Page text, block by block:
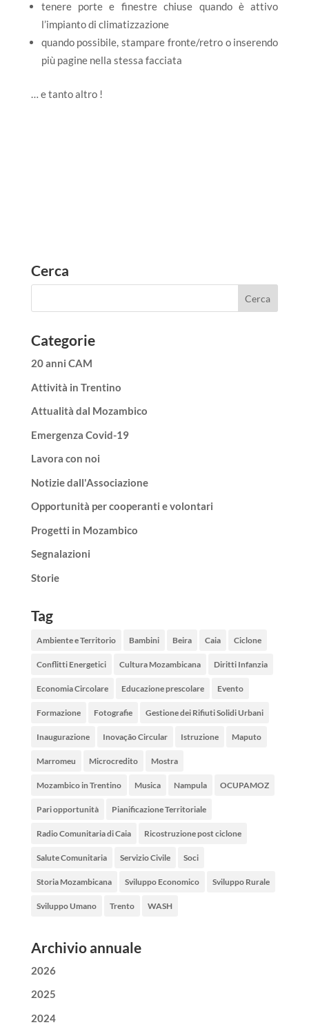
tenere porte e finestre chiuse quando è attivo
l’impianto di climatizzazione
quando possibile, stampare fronte/retro o inserendo
più pagine nella stessa facciata
… e tanto altro !
Cerca
Categorie
20 anni CAM
Attività in Trentino
Attualità dal Mozambico
Emergenza Covid-19
Lavora con noi
Notizie dall'Associazione
Opportunità per cooperanti e volontari
Progetti in Mozambico
Segnalazioni
Storie
Tag
Ambiente e Territorio Bambini Beira Caia Ciclone
Conflitti Energetici Cultura Mozambicana Diritti Infanzia
Economia Circolare Educazione prescolare Evento
Formazione Fotografie Gestione dei Rifiuti Solidi Urbani
Inaugurazione Inovação Circular Istruzione Maputo
Marromeu Microcredito Mostra
Mozambico in Trentino Musica Nampula OCUPAMOZ
Pari opportunità Pianificazione Territoriale
Radio Comunitaria di Caia Ricostruzione post ciclone
Salute Comunitaria Servizio Civile Soci
Storia Mozambicana Sviluppo Economico Sviluppo Rurale
Sviluppo Umano Trento WASH
Archivio annuale
2026
2025
2024